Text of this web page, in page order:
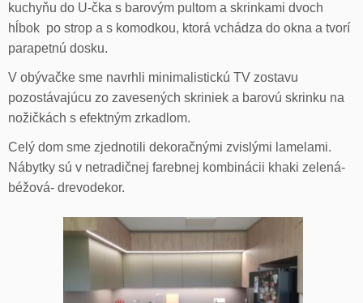
kuchyňu do U-čka s barovým pultom a skrinkami dvoch
hĺbok po strop a s komodkou, ktorá vchádza do okna a tvorí
parapetnú dosku.
V obývačke sme navrhli minimalistickú TV zostavu
pozostávajúcu zo zavesených skriniek a barovú skrinku na
nožičkách s efektným zrkadlom.
Celý dom sme zjednotili dekoračnými zvislými lamelami.
Nábytky sú v netradičnej farebnej kombinácii khaki zelená-
béžová- drevodekor.